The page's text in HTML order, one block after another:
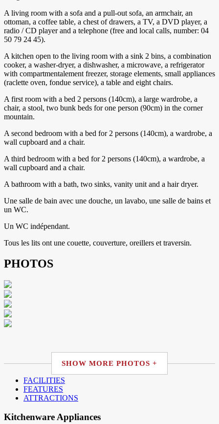
A living room with a sofa and a pull-out sofa, an armchair, an
ottoman, a coffee table, a chest of drawers, a TV, a DVD player, a
radio / CD player and a telephone (free and local calls, number: 04
50 79 24 45).
A kitchen open to the living room with a sink 2 bins, a combination
cooker, a washer-dryer, a dishwasher, a microwave, a refrigerator
with compartmentalement freezer, storage elements, small appliances
(raclette oven, fondue service), a table and eight chairs.
A first room with a bed 2 persons (140cm), a large wardrobe, a
chair, a stool, two bunk beds for one person (90cm) in the corner
mountain.
A second bedroom with a bed for 2 persons (140cm), a wardrobe, a
wall cupboard and a chair.
A third bedroom with a bed for 2 persons (140cm), a wardrobe, a
wall cupboard and a chair.
A bathroom with a bath, two sinks, vanity unit and a hair dryer.
Une salle de bain avec une douche, un lavabo, une salle de bains et
un WC.
Un WC indépendant.
Tous les lits ont une couette, couverture, oreillers et traversin.
PHOTOS
SHOW MORE PHOTOS +
FACILITIES
FEATURES
ATTRACTIONS
Kitchenware Appliances